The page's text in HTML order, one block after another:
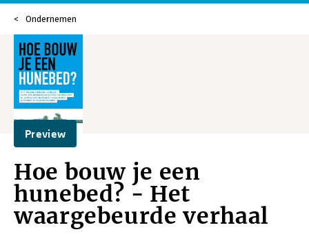
Ondernemen
Preview
Hoe bouw je een
hunebed? - Het
waargebeurde verhaal